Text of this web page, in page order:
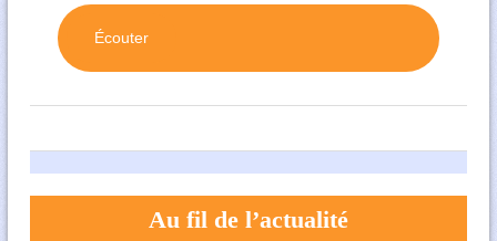
Écouter
Au fil de l’actualité